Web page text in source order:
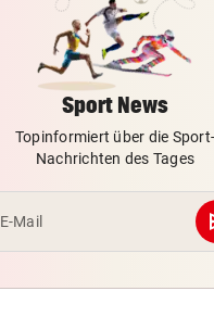
Sport News
Topinformiert über die Sport-
Nachrichten des Tages
E-Mail